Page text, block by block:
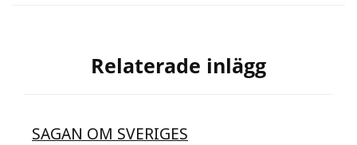
Relaterade inlägg
SAGAN OM SVERIGES